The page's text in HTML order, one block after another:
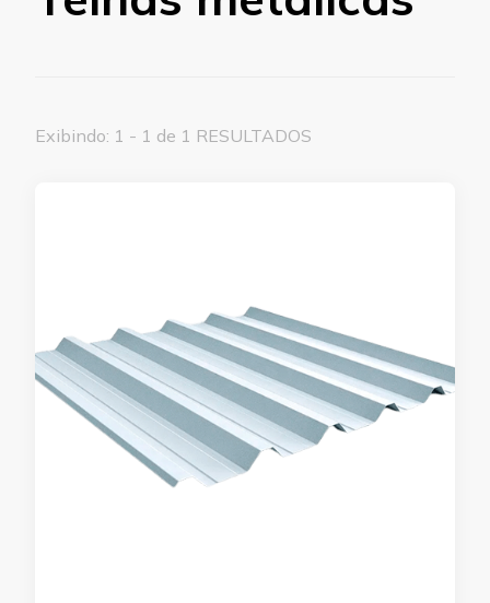
Exibindo: 1 - 1 de 1 RESULTADOS